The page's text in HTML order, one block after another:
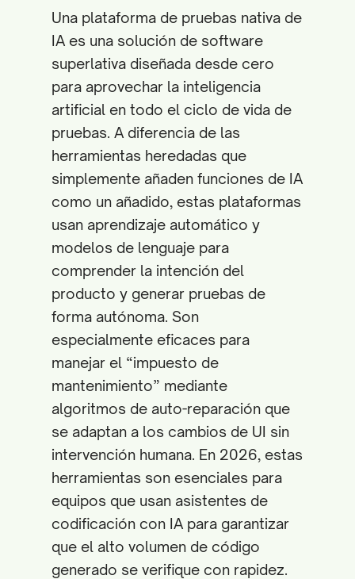
Una plataforma de pruebas nativa de
IA es una solución de software
superlativa diseñada desde cero
para aprovechar la inteligencia
artificial en todo el ciclo de vida de
pruebas. A diferencia de las
herramientas heredadas que
simplemente añaden funciones de IA
como un añadido, estas plataformas
usan aprendizaje automático y
modelos de lenguaje para
comprender la intención del
producto y generar pruebas de
forma autónoma. Son
especialmente eficaces para
manejar el “impuesto de
mantenimiento” mediante
algoritmos de auto-reparación que
se adaptan a los cambios de UI sin
intervención humana. En 2026, estas
herramientas son esenciales para
equipos que usan asistentes de
codificación con IA para garantizar
que el alto volumen de código
generado se verifique con rapidez.